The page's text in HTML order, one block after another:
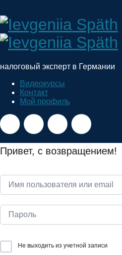
Ievgeniia
Späth
налоговый эксперт в Германии
Видеокурсы
Контакт
Мой профиль
Привет, с возвращением!
Не выходить из учетной записи